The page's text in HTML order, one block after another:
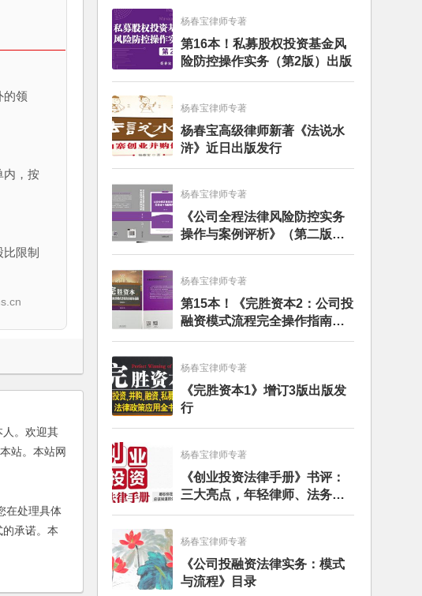
的领
内，按
限制
人。欢迎其
站。本站网
在处理具体
承诺。本
杨春宝律师专著
第16本！私募股权投资基金风
险防控操作实务（第2版）出版
杨春宝律师专著
杨春宝高级律师新著《法说水
浒》近日出版发行
杨春宝律师专著
《公司全程法律风险防控实务
操作与案例评析》（第二版）
出版发行
杨春宝律师专著
第15本！《完胜资本2：公司投
融资模式流程完全操作指南》
（第四版）出版
杨春宝律师专著
《完胜资本1》增订3版出版发
行
杨春宝律师专著
《创业投资法律手册》书评：
三大亮点，年轻律师、法务的
入门必读书籍
杨春宝律师专著
《公司投融资法律实务：模式
与流程》目录